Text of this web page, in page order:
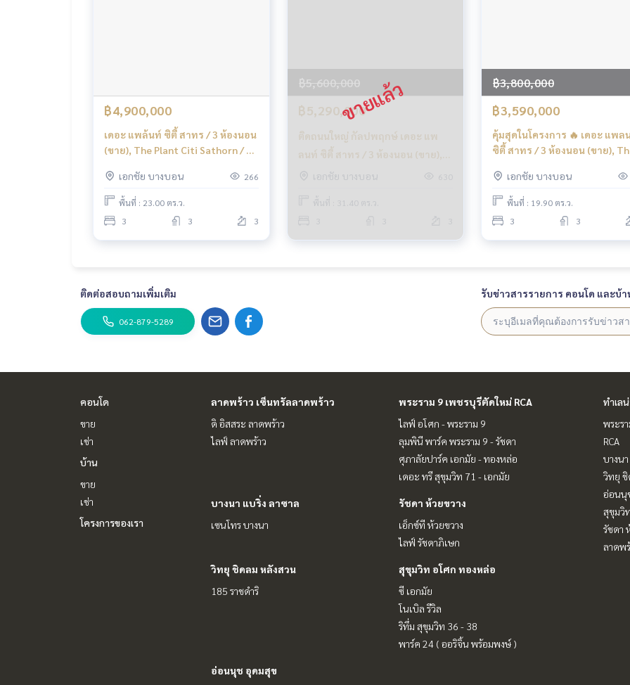
฿4,900,000
เดอะ แพล้นท์ ซิตี้ สาทร / 3 ห้องนอน
(ขาย), The Plant Citi Sathorn / 3
เอกชัย บางบอน
266
พื้นที่ : 23.00 ตร.ว.
3
3 3
฿5,600,000
฿5,290,000
ติดถนนใหญ่ กัลปพฤกษ์ เดอะ แพ
ลนท์ ซิตี้ สาทร / 3 ห้องนอน (ขาย),
The Plant Citi Sathorn / 3
เอกชัย บางบอน 630
พื้นที่ : 31.40 ตร.ว.
฿3,800,000
฿3,590,000
คุ้มสุดในโครงการ 🔥 เดอะ แพล
ซิตี้ สาทร / 3 ห้องนอน (ขาย),
(FOR SALE) BALL043
เอกชัย บางบอน
พื้นที่ : 19.90 ตร.ว.
3
3
ติดต่อสอบถามเพิ่มเติม
062-879-5289
รับข่าวสารรายการ คอนโด และบ้า
คอนโด
ขาย
เช่า
บ้าน
ขาย
เช่า
โครงการของเรา
ลาดพร้าว เซ็นทรัลลาดพร้าว
ดิ อิสสระ ลาดพร้าว
ไลฟ์ ลาดพร้าว
พระราม 9 เพชรบุรีตัดใหม่ RCA
ไลฟ์ อโศก - พระราม 9
ลุมพินี พาร์ค พระราม 9 - รัชดา
ศุภาลัยปาร์ค เอกมัย - ทองหล่อ
เดอะ ทรี สุขุมวิท 71 - เอกมัย
บางนา แบริ่ง ลาซาล
เซนโทร บางนา
รัชดา ห้วยขวาง
เอ็กซ์ที ห้วยขวาง
ไลฟ์ รัชดาภิเษก
วิทยุ ชิดลม หลังสวน
185 ราชดำริ
สุขุมวิท อโศก ทองหล่อ
ซี เอกมัย
โนเบิล รีวิล
ริทึ่ม สุขุมวิท 36 - 38
พาร์ค 24 ( ออริจิ้น พร้อมพงษ์ )
อ่อนนุช อุดมสุข
ทำเล
พระร
RCA
บางน
วิทยุ
อ่อนนุ
สุขุมวิ
รัชดา
ลาดพ